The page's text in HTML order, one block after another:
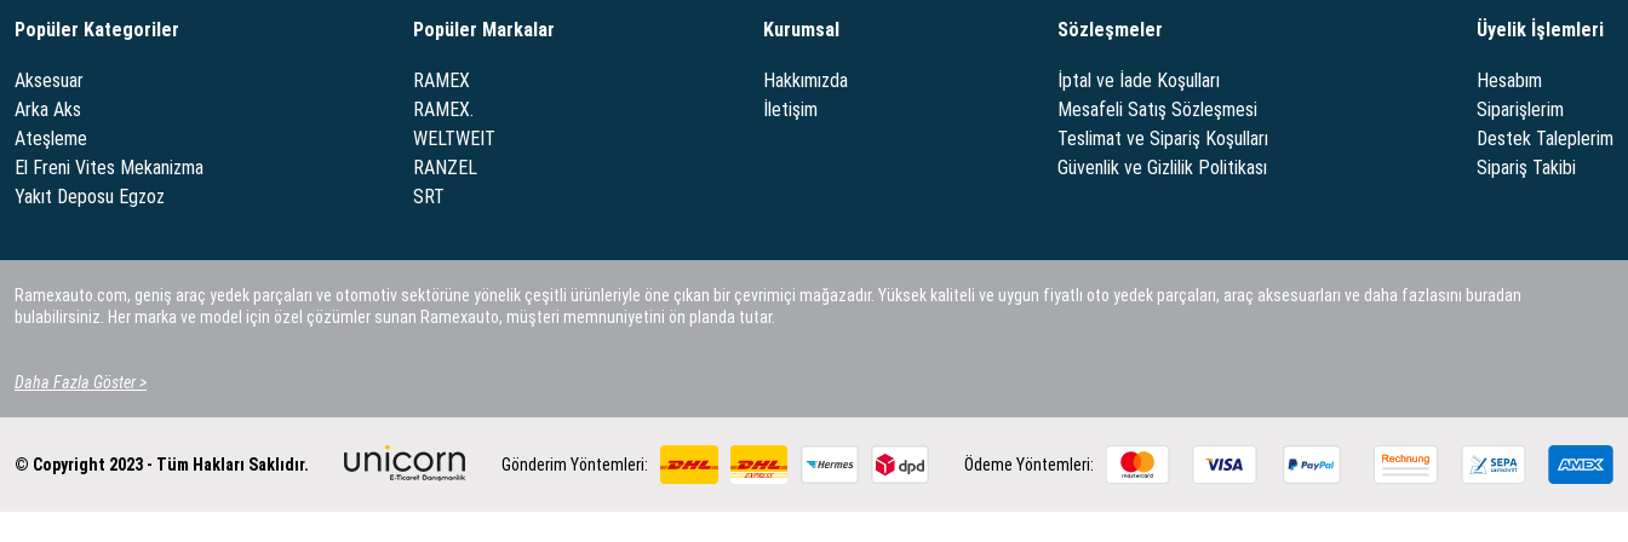
Popüler Kategoriler
Aksesuar
Arka Aks
Ateşleme
El Freni Vites Mekanizma
Yakıt Deposu Egzoz
Popüler Markalar
RAMEX
RAMEX.
WELTWEIT
RANZEL
SRT
Kurumsal
Hakkımızda
İletişim
Sözleşmeler
İptal ve İade Koşulları
Mesafeli Satış Sözleşmesi
Teslimat ve Sipariş Koşulları
Güvenlik ve Gizlilik Politikası
Üyelik İşlemleri
Hesabım
Siparişlerim
Destek Taleplerim
Sipariş Takibi
Ramexauto.com, geniş araç yedek parçaları ve otomotiv sektörüne yönelik çeşitli ürünleriyle öne çıkan bir çevrimiçi mağazadır. Yüksek kaliteli ve uygun fiyatlı oto yedek parçaları, araç aksesuarları ve daha fazlasını buradan
bulabilirsiniz. Her marka ve model için özel çözümler sunan Ramexauto, müşteri memnuniyetini ön planda tutar.
Daha Fazla Göster >
© Copyright 2023 - Tüm Hakları Saklıdır. Gönderim Yöntemleri: Ödeme Yöntemleri: